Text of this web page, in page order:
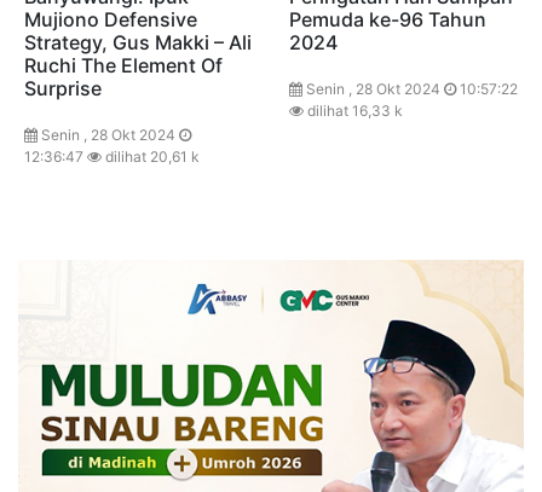
Mujiono Defensive
Strategy, Gus Makki – Ali
Ruchi The Element Of
Surprise
Senin , 28 Okt 2024
12:36:47
dilihat 20,61 k
Pemuda ke-96 Tahun
2024
Senin , 28 Okt 2024
10:57:22
dilihat 16,33 k